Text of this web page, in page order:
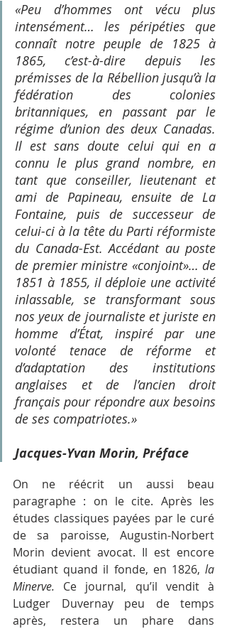
«Peu d’hommes ont vécu plus
intensément… les péripéties que
connaît notre peuple de 1825 à
1865, c’est-à-dire depuis les
prémisses de la Rébellion jusqu’à la
fédération des colonies
britanniques, en passant par le
régime d’union des deux Canadas.
Il est sans doute celui qui en a
connu le plus grand nombre, en
tant que conseiller, lieutenant et
ami de Papineau, ensuite de La
Fontaine, puis de successeur de
celui-ci à la tête du Parti réformiste
du Canada-Est. Accédant au poste
de premier ministre «conjoint»… de
1851 à 1855, il déploie une activité
inlassable, se transformant sous
nos yeux de journaliste et juriste en
homme d’État, inspiré par une
volonté tenace de réforme et
d’adaptation des institutions
anglaises et de l’ancien droit
français pour répondre aux besoins
de ses compatriotes.»
Jacques-Yvan Morin, Préface
On ne réécrit un aussi beau
paragraphe : on le cite. Après les
études classiques payées par le curé
de sa paroisse, Augustin-Norbert
Morin devient avocat. Il est encore
étudiant quand il fonde, en 1826, la
Minerve. Ce journal, qu’il vendit à
Ludger Duvernay peu de temps
après, restera un phare dans